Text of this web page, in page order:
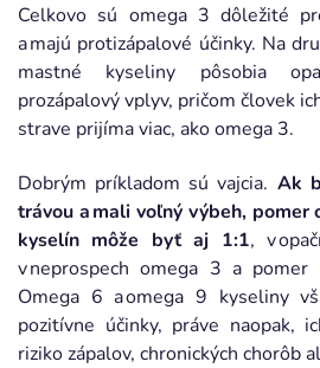
Celkovo sú omega 3 dôležité
a majú protizápalové účinky. Na
mastné kyseliny pôsobia
prozápalový vplyv, pričom človek
strave prijíma viac, ako omega 3.
Dobrým príkladom sú vajcia. Ak
trávou a mali voľný výbeh, pomer
kyselín môže byť aj 1:1, v
v neprospech omega 3 a
Omega 6 a omega 9 kyseliny
pozitívne účinky, práve naopak,
riziko zápalov, chronických chorôb